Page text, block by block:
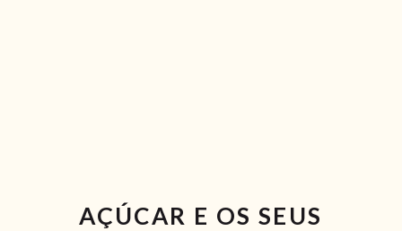
AÇÚCAR E OS SEUS